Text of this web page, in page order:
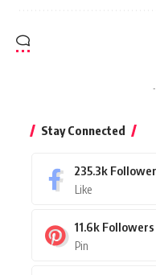
Stay Connected
235.3k
Like
11.6k Followers
Pin